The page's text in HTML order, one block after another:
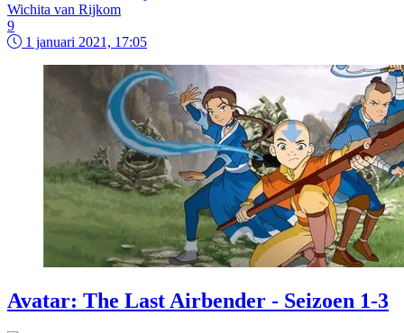
Wichita van Rijkom
9
1 januari 2021, 17:05
Avatar: The Last Airbender - Seizoen 1-3